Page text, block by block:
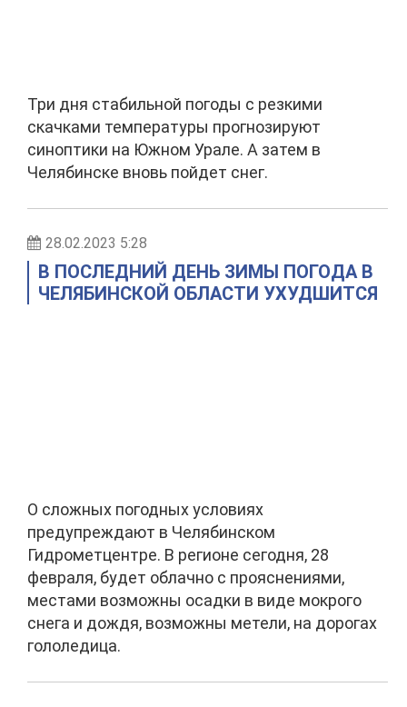
Три дня стабильной погоды с резкими
скачками температуры прогнозируют
синоптики на Южном Урале. А затем в
Челябинске вновь пойдет снег.
28.02.2023 5:28
В ПОСЛЕДНИЙ ДЕНЬ ЗИМЫ ПОГОДА В
ЧЕЛЯБИНСКОЙ ОБЛАСТИ УХУДШИТСЯ
О сложных погодных условиях
предупреждают в Челябинском
Гидрометцентре. В регионе сегодня, 28
февраля, будет облачно с прояснениями,
местами возможны осадки в виде мокрого
снега и дождя, возможны метели, на дорогах
гололедица.